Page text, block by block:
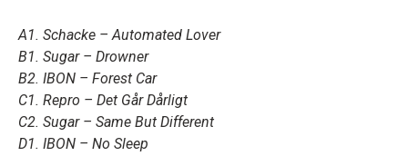
A1. Schacke – Automated Lover
B1. Sugar – Drowner
B2. IBON – Forest Car
C1. Repro – Det Går Dårligt
C2. Sugar – Same But Different
D1. IBON – No Sleep